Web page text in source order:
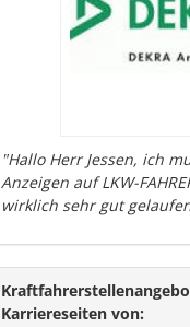
"Hallo Herr Jessen, ich
Anzeigen auf LKW-
wirklich sehr gut
Karriereseiten von: